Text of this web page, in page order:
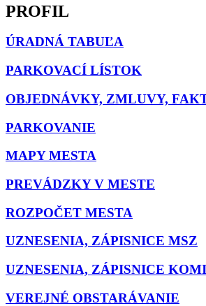
PROFIL
ÚRADNÁ TABUĽA
PARKOVACÍ LÍSTOK
OBJEDNÁVKY, ZMLUVY,
PARKOVANIE
MAPY MESTA
PREVÁDZKY V MESTE
ROZPOČET MESTA
UZNESENIA, ZÁPISNICE MSZ
UZNESENIA, ZÁPISNICE
VEREJNÉ OBSTARÁVANIE